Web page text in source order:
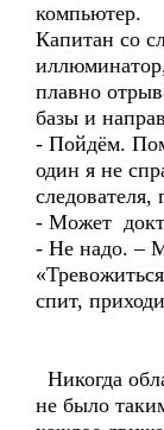
компьютер.
Капитан со
плавно
базы и
- Пойдём.
один я не
- Может
- Не надо. –
спит,
Никогда
не было